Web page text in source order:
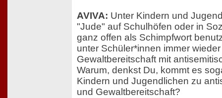
AVIVA: Unter Kindern und
"Jude" auf Schulhöfen oder in
ganz offen als Schimpfwort
unter Schüler*innen immer
Gewaltbereitschaft mit
Warum, denkst Du, kommt es
Kindern und Jugendlichen zu
und Gewaltbereitschaft?